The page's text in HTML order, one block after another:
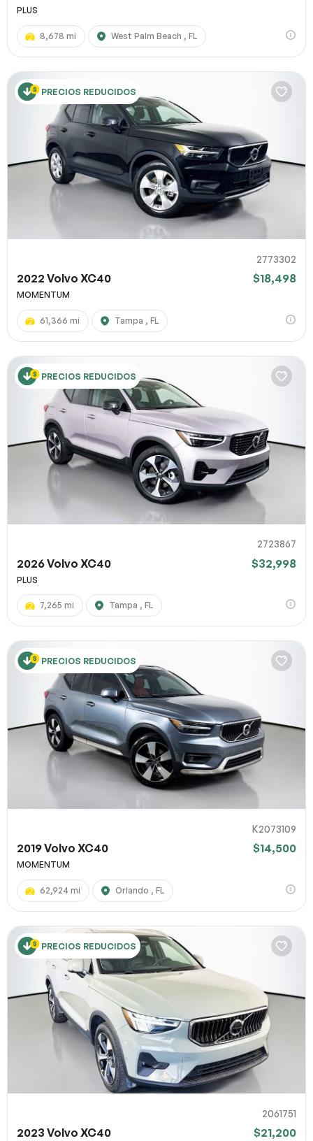
PLUS
8,678 mi West Palm Beach , FL
PRECIOS REDUCIDOS
2773302
2022 Volvo XC40 $18,498
MOMENTUM
61,366 mi Tampa , FL
PRECIOS REDUCIDOS
2723867
2026 Volvo XC40 $32,998
PLUS
7,265 mi Tampa , FL
PRECIOS REDUCIDOS
K2073109
2019 Volvo XC40 $14,500
MOMENTUM
62,924 mi Orlando , FL
PRECIOS REDUCIDOS
2061751
2023 Volvo XC40 $21,200